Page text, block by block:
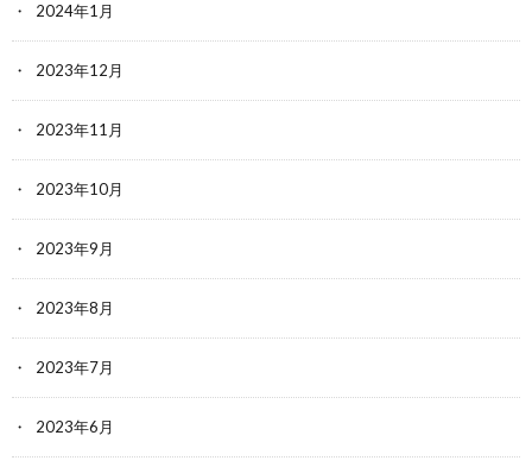
2024年1月
2023年12月
2023年11月
2023年10月
2023年9月
2023年8月
2023年7月
2023年6月